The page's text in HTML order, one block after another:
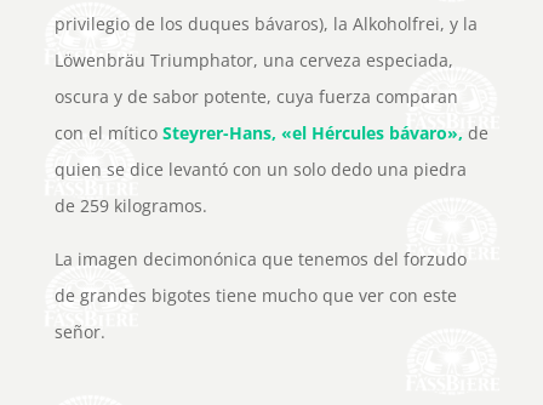
privilegio de los duques bávaros), la Alkoholfrei, y la
Löwenbräu Triumphator, una cerveza especiada,
oscura y de sabor potente, cuya fuerza comparan
con el mítico Steyrer-Hans, «el Hércules bávaro», de
quien se dice levantó con un solo dedo una piedra
de 259 kilogramos.
La imagen decimonónica que tenemos del forzudo
de grandes bigotes tiene mucho que ver con este
señor.